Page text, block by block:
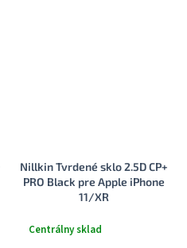
Nillkin Tvrdené sklo 2.5D CP+
PRO Black pre Apple iPhone
11/XR
Centrálny sklad